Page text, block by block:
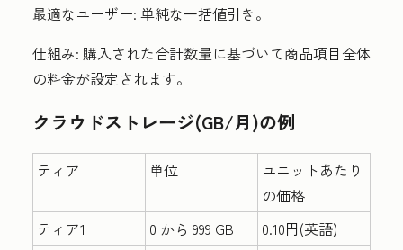
最適なユーザー: 単純な一括値引き。
仕組み: 購入された合計数量に基づいて商品項目全体
の料金が設定されます。
クラウドストレージ(GB/月)の例
ティア 単位
ユニットあたり
の価格
ティア1
0 から 999 GB
0.10円(英語)